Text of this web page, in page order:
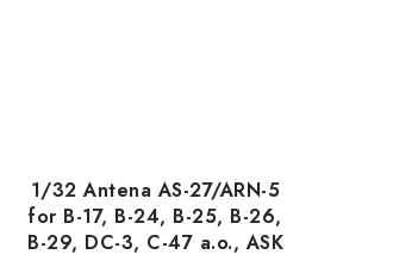
1/32 Antena AS-27/ARN-5
for B-17, B-24, B-25, B-26,
B-29, DC-3, C-47 a.o., ASK